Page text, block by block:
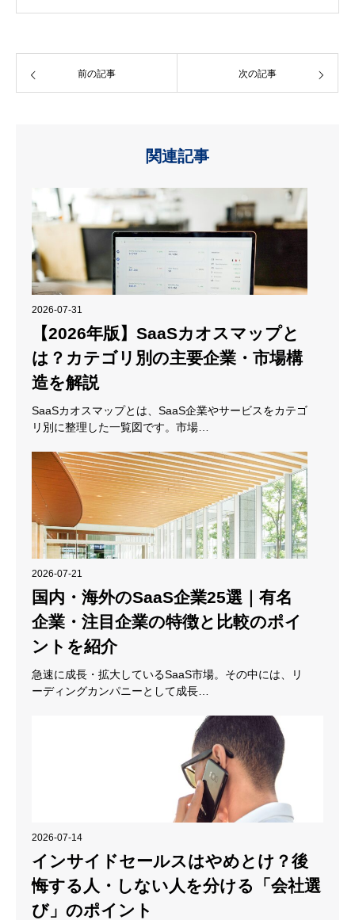
前の記事 次の記事
関連記事
2026-07-31
【2026年版】SaaSカオスマップと
は？カテゴリ別の主要企業・市場構
造を解説
SaaSカオスマップとは、SaaS企業やサービスをカテゴ
リ別に整理した一覧図です。市場…
2026-07-21
国内・海外のSaaS企業25選｜有名
企業・注目企業の特徴と比較のポイ
ントを紹介
急速に成長・拡大しているSaaS市場。その中には、リ
ーディングカンパニーとして成長…
2026-07-14
インサイドセールスはやめとけ？後
悔する人・しない人を分ける「会社選
び」のポイント